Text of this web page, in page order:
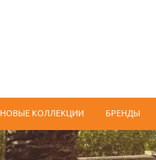
НОВЫЕ КОЛЛЕКЦИИ БРЕНДЫ